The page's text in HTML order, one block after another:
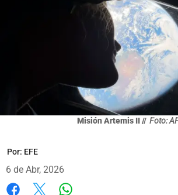
Misión Artemis II // Foto:
Por: EFE
6 de Abr, 2026